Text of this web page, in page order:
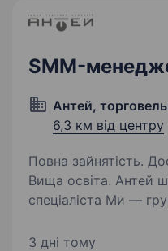
SMM-
Антей,
6,3 км від центру
Повна зайнятість.
Вища освіта. Антей шукає креативного SMM-
спеціаліста Ми — група торгових компаній
та керамічною
3 дні тому